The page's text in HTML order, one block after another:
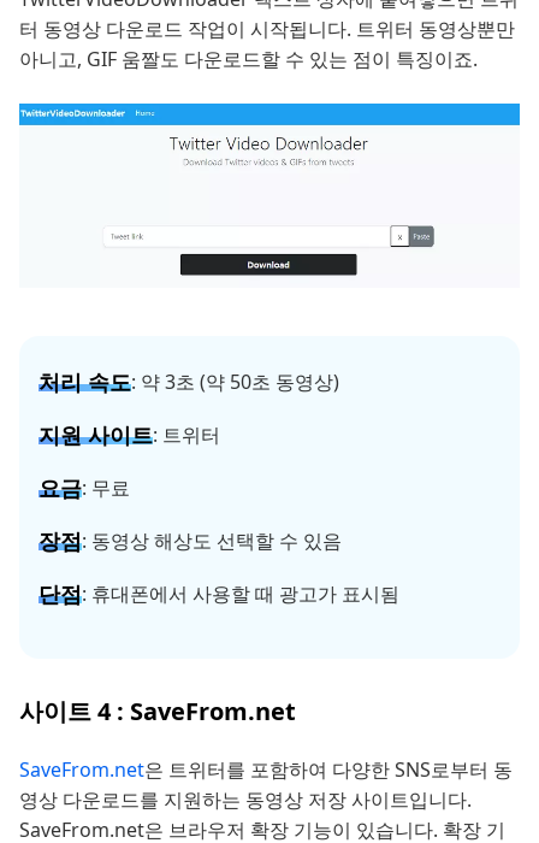
터 동영상 다운로드 작업이 시작됩니다. 트위터 동영상뿐만
아니고, GIF 움짤도 다운로드할 수 있는 점이 특징이죠.
처리 속도: 약 3초 (약 50초 동영상)
지원 사이트: 트위터
요금: 무료
장점: 동영상 해상도 선택할 수 있음
단점: 휴대폰에서 사용할 때 광고가 표시됨
사이트 4 : SaveFrom.net
SaveFrom.net은 트위터를 포함하여 다양한 SNS로부터 동
영상 다운로드를 지원하는 동영상 저장 사이트입니다.
SaveFrom.net은 브라우저 확장 기능이 있습니다. 확장 기